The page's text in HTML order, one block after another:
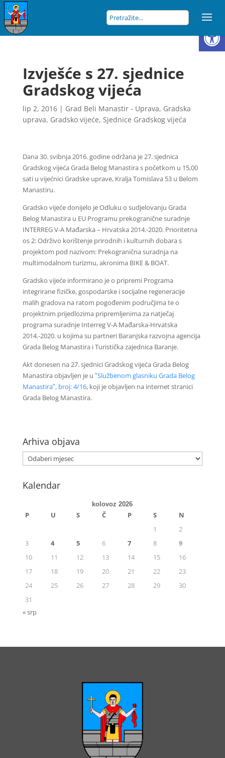
Izvješće s 27. sjednice
Gradskog vijeća
lip 2, 2016| Grad Beli Manastir - Uprava, Gradska
uprava, Gradsko vijeće, Sjednice Gradskog vijeća
Dana 30. svibnja 2016. godine održana je 27. sjednica
Gradskog vijeća Grada Belog Manastira s početkom u 15,00
sati u vijećnici Gradske uprave, Kralja Tomislava 53 u Belom
Manastiru.
Gradsko vijeće donijelo je Odluku o sudjelovanju Grada
Belog Manastira u EU Programu prekogranične suradnje
INTERREG V-A Mađarska – Hrvatska 2014.-2020. Prioritetna
os 2: Održivo korištenje prirodnih i kulturnih dobara s
projektom pod nazivom: Prekogranična suradnja na
multimodalnom turizmu, akronima BIKE & BOAT.
Gradsko vijeće informirano je o pripremi Programa
integrirane fizičke, gospodarske i socijalne regeneracije
malih gradova na ratom pogođenim područjima te o
projektnim prijedlozima pripremljenima za natječaj
programa suradnje Interreg V-A Mađarska-Hrvatska
2014.-2020. u kojima su partneri Baranjska razvojna agencija
Grada Belog Manastira i Turistička zajednica Baranje.
Akt donesen na 27. sjednici Gradskog vijeća Grada Belog
Manastira objavljen je u ʺSlužbenom glasniku Grada Belog
Manastiraʺ, broj: 4/16, koji je objavljen na internet stranici
Grada Belog Manastira.
Arhiva objava
Kalendar
kolovoz 2026
P U S Č P S
N
1
2
3
4 5 6 7 8
9
10
11 12 13 14 15
16
17
18 19 20 21 22
23
24
25 26 27 28 29
30
31
« srp